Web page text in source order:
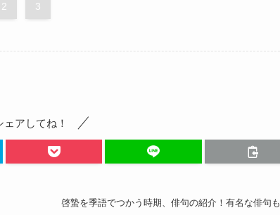
2 3
アしてね！
啓蟄を季語でつかう時期、俳句の紹介！有名な俳句も